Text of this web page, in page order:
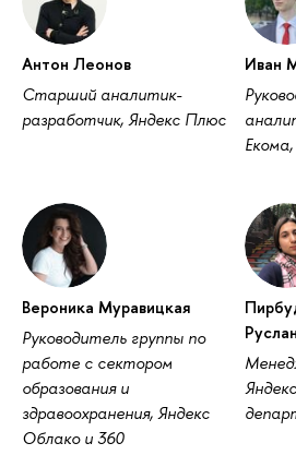
Антон Леонов
Старший аналитик-
разработчик, Яндекс Плюс
Иван
Вероника Муравицкая
Руководитель группы по
работе с сектором
образования и
здравоохранения, Яндекс
Облако и 360